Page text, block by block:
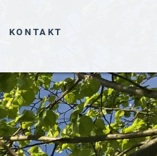
KONTAKT